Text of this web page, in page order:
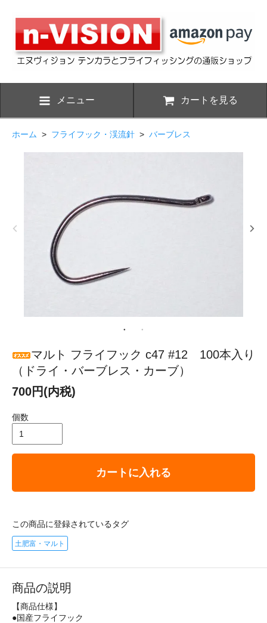
メニュー カートを見る
ホーム > フライフック・渓流針 > バーブレス
マルト フライフック c47 #12 100本入り
（ドライ・バーブレス・カーブ）
700円(内税)
個数
カートに入れる
この商品に登録されているタグ
土肥富・マルト
商品の説明
【商品仕様】
●国産フライフック